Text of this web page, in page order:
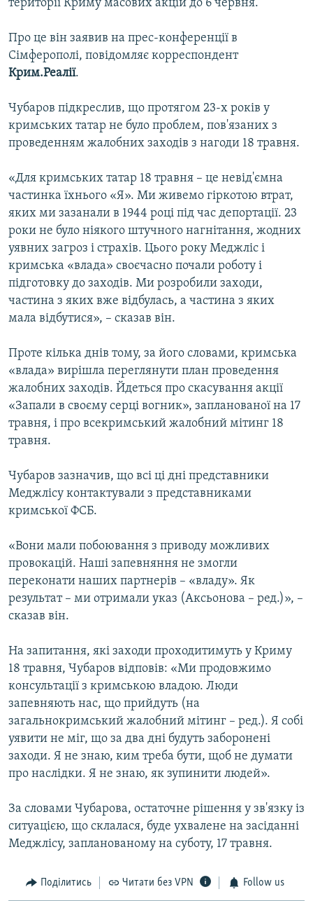
території Криму масових акцій до 6 червня.
Про це він заявив на прес-конференції в
Сімферополі, повідомляє корреспондент
Крим.Реалії.
Чубаров підкреслив, що протягом 23-х років у
кримських татар не було проблем, пов'язаних з
проведенням жалобних заходів з нагоди 18 травня.
«Для кримських татар 18 травня – це невід'ємна
частинка їхнього «Я». Ми живемо гіркотою втрат,
яких ми зазанали в 1944 році під час депортації. 23
роки не було ніякого штучного нагнітання, жодних
уявних загроз і страхів. Цього року Меджліс і
кримська «влада» своєчасно почали роботу і
підготовку до заходів. Ми розробили заходи,
частина з яких вже відбулась, а частина з яких
мала відбутися», – сказав він.
Проте кілька днів тому, за його словами, кримська
«влада» вирішла переглянути план проведення
жалобних заходів. Йдеться про скасування акції
«Запали в своєму серці вогник», запланованої на 17
травня, і про всекримський жалобний мітинг 18
травня.
Чубаров зазначив, що всі ці дні представники
Меджлісу контактували з представниками
кримської ФСБ.
«Вони мали побоювання з приводу можливих
провокацій. Наші запевняння не змогли
переконати наших партнерів – «владу». Як
результат – ми отримали указ (Аксьонова – ред.)», –
сказав він.
На запитання, які заходи проходитимуть у Криму
18 травня, Чубаров відповів: «Ми продовжимо
консультації з кримською владою. Люди
запевняють нас, що прийдуть (на
загальнокримський жалобний мітинг – ред.). Я собі
уявити не міг, що за два дні будуть заборонені
заходи. Я не знаю, ким треба бути, щоб не думати
про наслідки. Я не знаю, як зупинити людей».
За словами Чубарова, остаточне рішення у зв'язку із
ситуацією, що склалася, буде ухвалене на засіданні
Меджлісу, запланованому на суботу, 17 травня.
Поділитись Читати без VPN Follow us